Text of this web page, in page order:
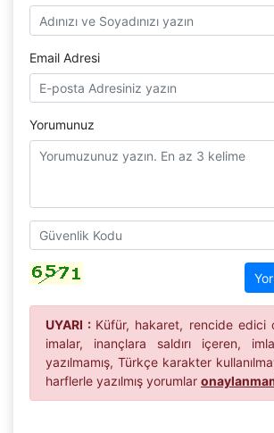
Email Adresi
Yorumunuz
UYARI : Küfür, hakaret, rencide edici
imalar, inançlara saldırı içeren,
yazılmamış, Türkçe karakter
harflerle yazılmış yorumlar